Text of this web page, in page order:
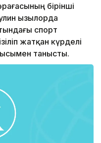
бірінші
Қызылорда
спорт
жатқан күрделі
танысты.